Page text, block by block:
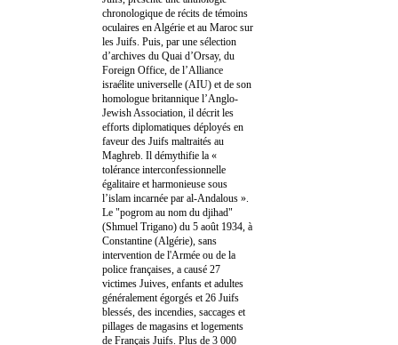
chronologique de récits de témoins
oculaires en Algérie et au Maroc sur
les Juifs. Puis, par une sélection
d’archives du Quai d’Orsay, du
Foreign Office, de l’Alliance
israélite universelle (AIU) et de son
homologue britannique l’Anglo-
Jewish Association, il décrit les
efforts diplomatiques déployés en
faveur des Juifs maltraités au
Maghreb. Il démythifie la «
tolérance interconfessionnelle
égalitaire et harmonieuse sous
l’islam incarnée par al-Andalous ».
Le "pogrom au nom du djihad"
(Shmuel Trigano) du 5 août 1934, à
Constantine (Algérie), sans
intervention de l'Armée ou de la
police françaises, a causé 27
victimes Juives, enfants et adultes
généralement égorgés et 26 Juifs
blessés, des incendies, saccages et
pillages de magasins et logements
de Français Juifs. Plus de 3 000